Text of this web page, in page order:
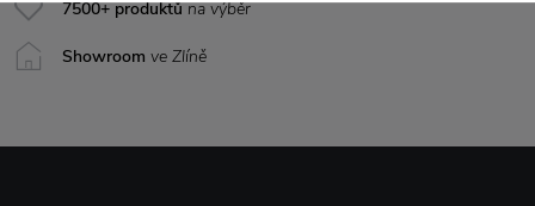
7500+ produktůna výběr
Showroom ve Zlíně